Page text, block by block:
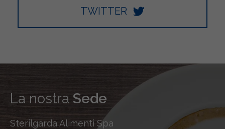
TWITTER
La nostra Sede
Sterilgarda Alimenti Spa